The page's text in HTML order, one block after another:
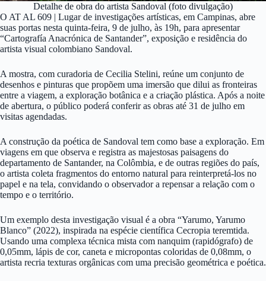
Detalhe de obra do artista Sandoval (foto divulgação)
O AT AL 609 | Lugar de investigações artísticas, em Campinas, abre
suas portas nesta quinta-feira, 9 de julho, às 19h, para apresentar
“Cartografía Anacrónica de Santander”, exposição e residência do
artista visual colombiano Sandoval.
A mostra, com curadoria de Cecilia Stelini, reúne um conjunto de
desenhos e pinturas que propõem uma imersão que dilui as fronteiras
entre a viagem, a exploração botânica e a criação plástica. Após a noite
de abertura, o público poderá conferir as obras até 31 de julho em
visitas agendadas.
A construção da poética de Sandoval tem como base a exploração. Em
viagens em que observa e registra as majestosas paisagens do
departamento de Santander, na Colômbia, e de outras regiões do país,
o artista coleta fragmentos do entorno natural para reinterpretá-los no
papel e na tela, convidando o observador a repensar a relação com o
tempo e o território.
Um exemplo desta investigação visual é a obra “Yarumo, Yarumo
Blanco” (2022), inspirada na espécie científica Cecropia teremtida.
Usando uma complexa técnica mista com nanquim (rapidógrafo) de
0,05mm, lápis de cor, caneta e micropontas coloridas de 0,08mm, o
artista recria texturas orgânicas com uma precisão geométrica e poética.